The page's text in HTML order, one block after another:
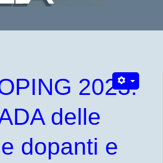
2023:
delle
dopanti e